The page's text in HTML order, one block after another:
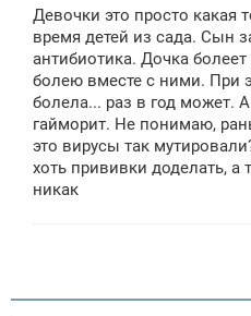
б
щ
е
н
и
Девочки это просто какая
время детей из сада. Сын
антибиотика. Дочка
болею вместе с ними. При
болела... раз в год может.
гайморит. Не понимаю,
это вирусы так
хоть прививки доделать, а
никак